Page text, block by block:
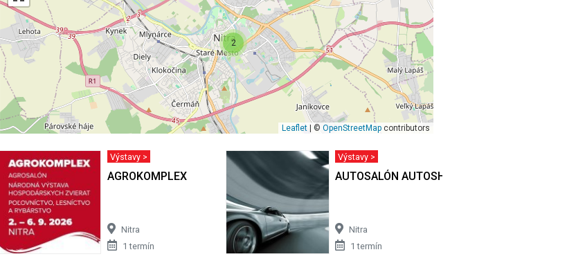
2
Leaflet | ©OpenStreetMap contributors
Výstavy >
AGROKOMPLEX
Nitra
1 termín
Výstavy >
AUTOSALÓN AUTOSHOW
Nitra
1 termín